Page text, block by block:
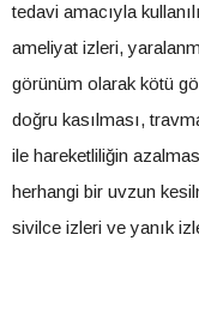
tedavi amacıyla
ameliyat izleri,
görünüm olarak kötü
doğru kasılması,
ile hareketliliğin
herhangi bir uvzun
sivilce izleri ve yanık